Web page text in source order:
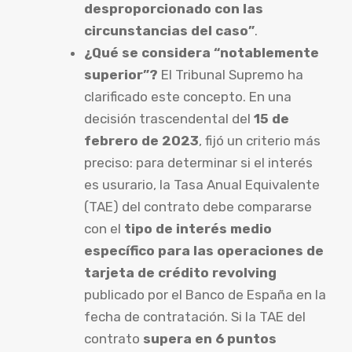
desproporcionado con las
circunstancias del caso”.
¿Qué se considera “notablemente
superior”? El Tribunal Supremo ha
clarificado este concepto. En una
decisión trascendental del 15 de
febrero de 2023, fijó un criterio más
preciso: para determinar si el interés
es usurario, la Tasa Anual Equivalente
(TAE) del contrato debe compararse
con el tipo de interés medio
específico para las operaciones de
tarjeta de crédito revolving
publicado por el Banco de España en la
fecha de contratación. Si la TAE del
contrato supera en 6 puntos